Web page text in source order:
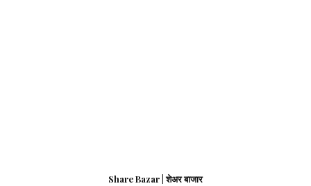
Share Bazar | शेअर बाजार